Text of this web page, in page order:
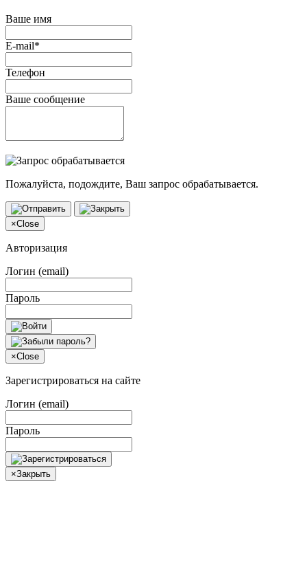
Ваше имя
E-mail*
Телефон
Ваше сообщение
Пожалуйста, подождите, Ваш запрос обрабатывается.
×Close
Авторизация
Логин (email)
Пароль
×Close
Зарегистрироваться на сайте
Логин (email)
Пароль
×Закрыть